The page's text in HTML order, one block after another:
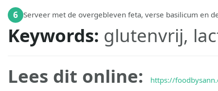
6 Serveer met de overgebleven feta, verse basilicum en
Keywords: glutenvrij,
Lees dit online:
https://